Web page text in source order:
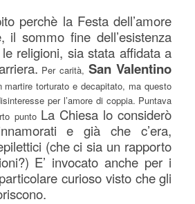
perchè la Festa dell’amore
il sommo fine dell’esistenza
religioni, sia stata affidata a
Per carità,San Valentino
martire torturato e decapitato, ma questo
per l’amore di coppia. Puntava
punto La Chiesa lo considerò
e già che c’era,
(che ci sia un rapporto
E’ invocato anche per i
curioso visto che gli